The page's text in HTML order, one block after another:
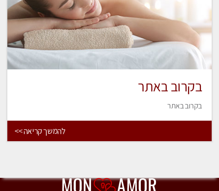
בקרוב באתר
בקרוב באתר
להמשך קריאה >>